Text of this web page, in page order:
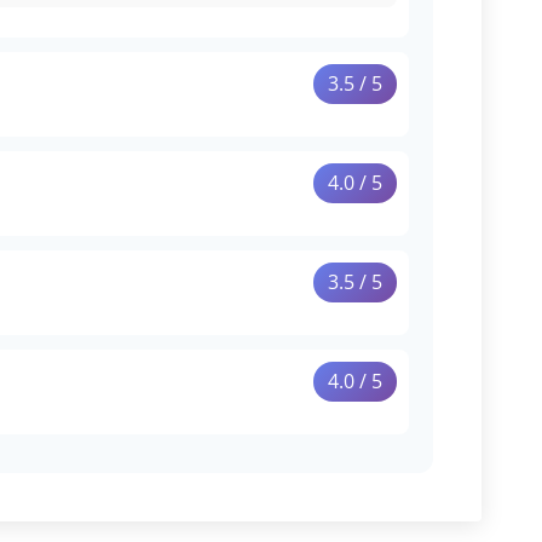
3.5 / 5
4.0 / 5
3.5 / 5
4.0 / 5